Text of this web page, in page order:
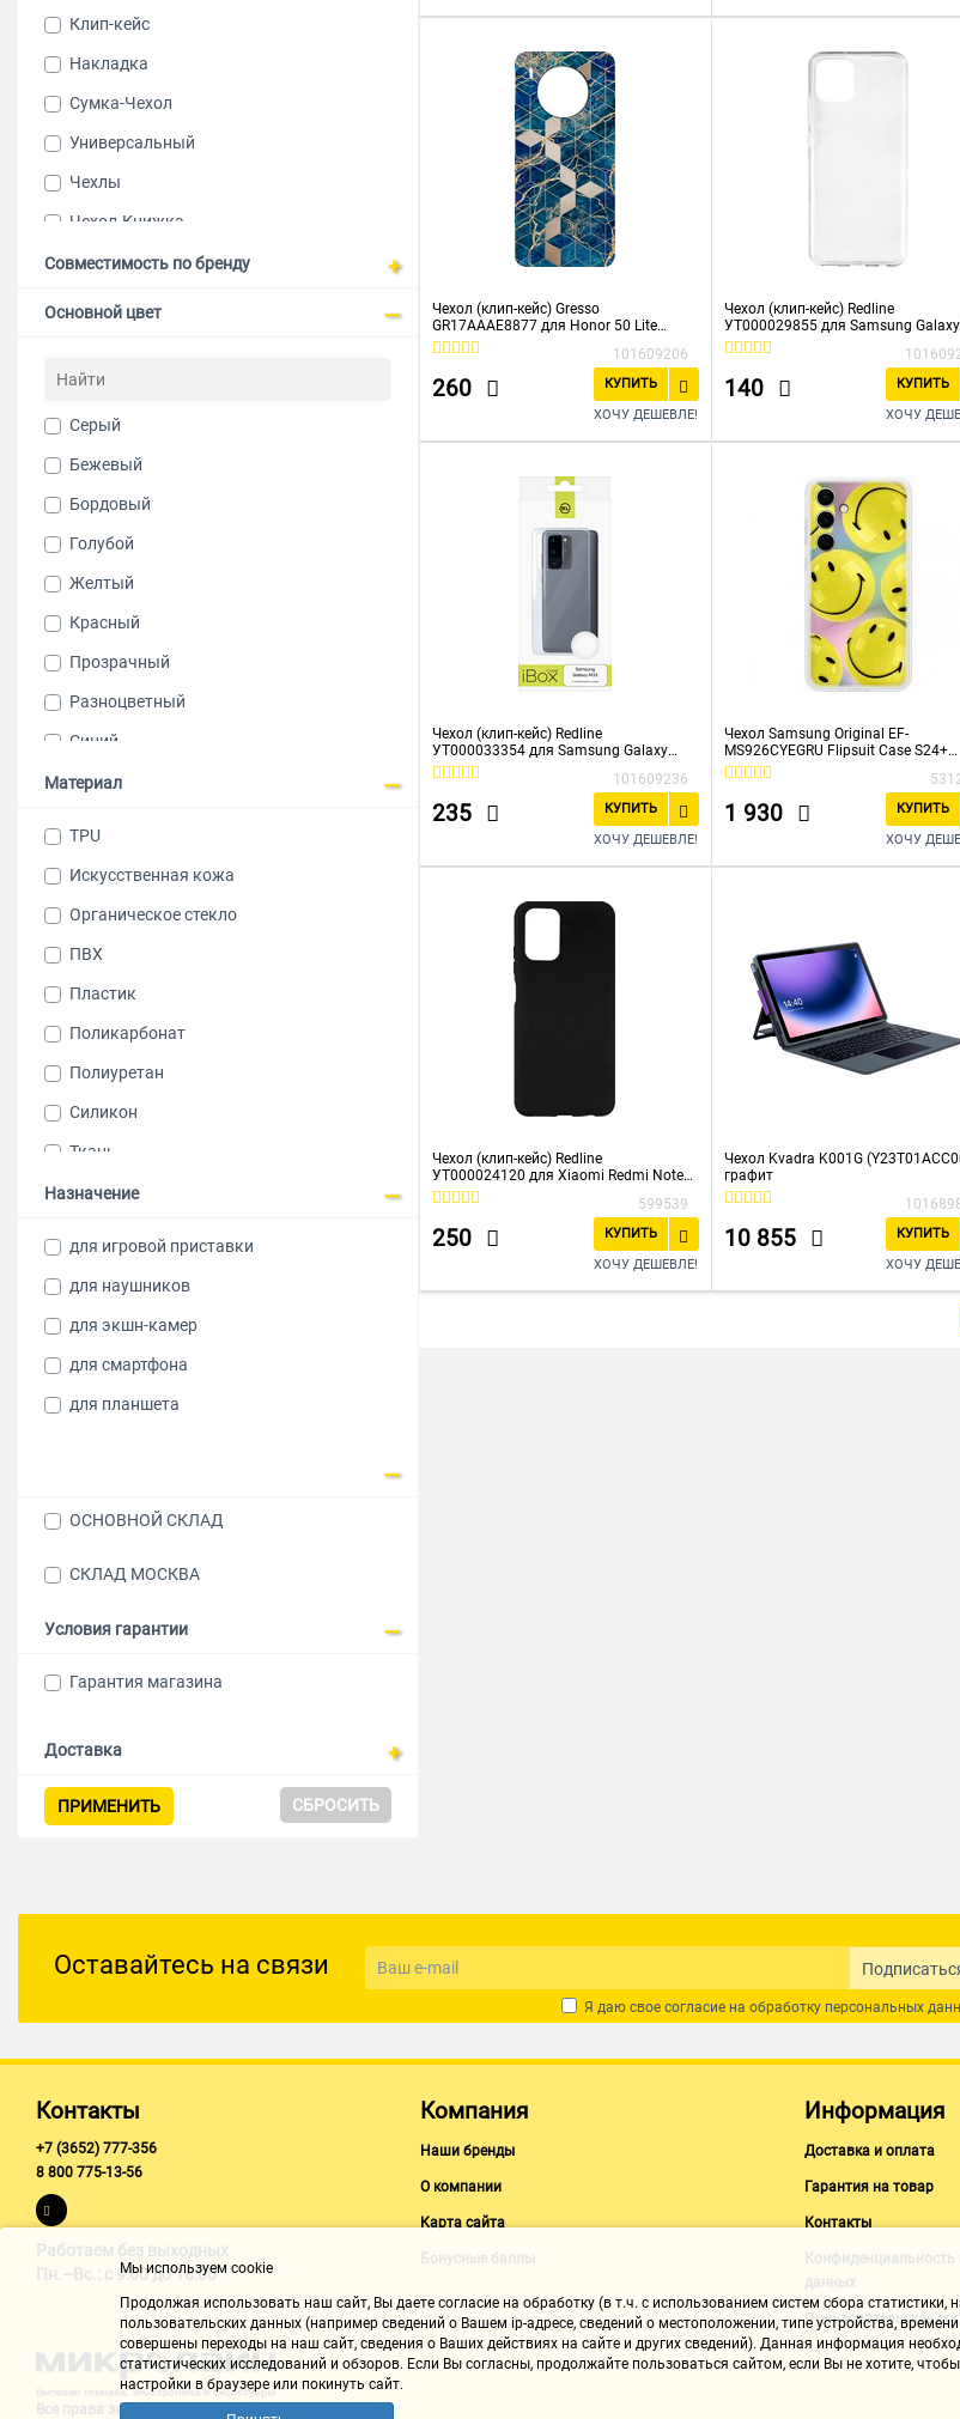
Клип-кейс
Накладка
Сумка-Чехол
Универсальный
Чехлы
Чехол-Книжка
Чехол-Футляр
Совместимость по бренду
Основной цвет
Cерый
Бежевый
Бордовый
Голубой
Желтый
Красный
Прозрачный
Разноцветный
Синий
Черно-серый
Материал
TPU
Искусственная кожа
Органическое стекло
ПВХ
Пластик
Поликарбонат
Полиуретан
Силикон
Ткань
Назначение
для игровой приставки
для наушников
для экшн-камер
для смартфона
для планшета
ОСНОВНОЙ СКЛАД
СКЛАД МОСКВА
Условия гарантии
Гарантия магазина
Доставка
ПРИМЕНИТЬ СБРОСИТЬ
Чехол (клип-кейс) Gresso
GR17AAAE8877 для Honor 50 Lite
Meridian синий
101609206
260
КУПИТЬ
ХОЧУ ДЕШЕВЛЕ!
Чехол (клип-кейс) Redline
УТ000029855 для Samsung Galaxy
iBox Crystal прозрачный
140
КУПИТЬ
ХОЧУ
Чехол (клип-кейс) Redline
УТ000033354 для Samsung Galaxy
M33 прозрачный
101609236
235
КУПИТЬ
ХОЧУ ДЕШЕВЛЕ!
Чехол Samsung Original EF-
MS926CYEGRU Flipsuit Case S24+
(S926) Yellow (Smiley Print)
1 930
КУПИТЬ
ХОЧУ
Чехол (клип-кейс) Redline
УТ000024120 для Xiaomi Redmi Note
10/10S черный
599539
250
КУПИТЬ
ХОЧУ ДЕШЕВЛЕ!
Чехол Kvadra K001G
графит
10 855
КУПИТЬ
ХОЧУ
Оставайтесь на связи
Я даю свое согласие на обработку персональных
Контакты
+7 (3652) 777-356
8 800 775-13-56
Работаем без выходных
Пн.–Вс.: с 9:00 до 18:00
Компания
Наши бренды
О компании
Карта сайта
Бонусные баллы
Информация
Доставка и оплата
Гарантия на товар
Контакты
данных
Пользовательское
Все права защищены "Микролайн"
Мы используем cookie
Продолжая использовать наш cайт, Вы даете согласие на обработку (в т.ч. с использованием систем сбора
пользовательских данных (например сведений о Вашем ip-адресе, сведений о местоположении, типе устройства,
совершены переходы на наш сайт, сведения о Ваших действиях на сайте и других сведений). Данная информация
статистических исследований и обзоров. Если Вы согласны, продолжайте пользоваться сайтом, если Вы не хотите,
настройки в браузере или покинуть сайт.